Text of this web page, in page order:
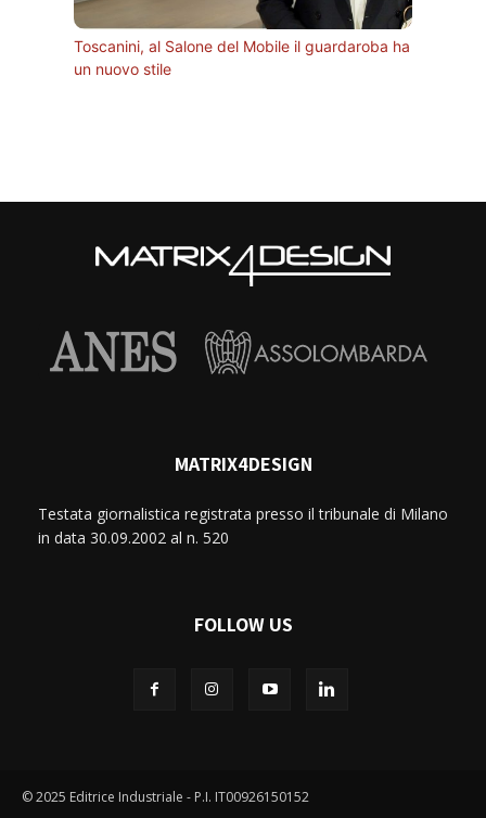
Toscanini, al Salone del Mobile il guardaroba ha
un nuovo stile
MATRIX4DESIGN
Testata giornalistica registrata presso il tribunale di Milano
in data 30.09.2002 al n. 520
FOLLOW US
© 2025 Editrice Industriale - P.I. IT00926150152